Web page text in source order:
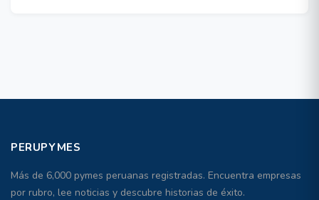
PERUPYMES
Más de 6,000 pymes peruanas registradas. Encuentra empresas
por rubro, lee noticias y descubre historias de éxito.